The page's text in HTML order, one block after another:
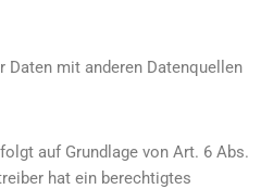
Daten mit anderen Datenquellen
auf Grundlage von Art. 6 Abs.
hat ein berechtigtes